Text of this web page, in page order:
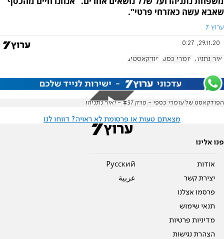
שאבא עשה כאזרחי פרטי".
ערוץ 7
29.11.20, 0:27
יאיר נתניהו עומרי כספי פודקאסטים
הפודקאסט של עומרי כספי - פרק #37 - יאיר נתניהו
מצאתם טעות או פרסומת לא ראויה? דווחו לנו
פנו אלינו
אודות
יצירת קשר
פרסמו אצלנו
תנאי שימוש
מדיניות פרטיות
הצהרת נגישות
Pусский
عربية